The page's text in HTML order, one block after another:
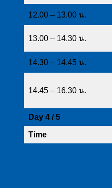
12.00 – 13.00 น.
13.00 – 14.30 น.
14.30 – 14.45 น.
14.45 – 16.30 น.
Day 4 / 5
Time